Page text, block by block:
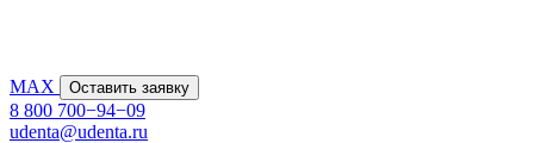
MAX Оставить заявку
8 800 700−94−09
udenta@udenta.ru